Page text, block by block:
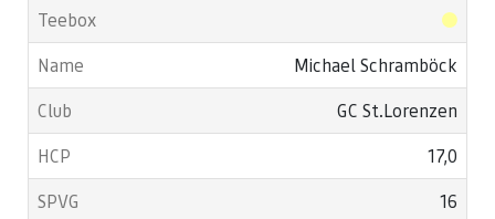
Michael Schramböck
GC St.Lorenzen
17,0
16